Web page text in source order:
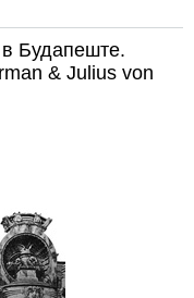
Будапеште.
& Julius von